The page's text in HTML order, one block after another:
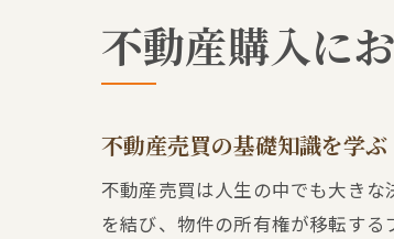
不動産購入に
不動産売買の基礎知識を学ぶ
不動産売買は人生の中でも大き
を結び、物件の所有権が移転す